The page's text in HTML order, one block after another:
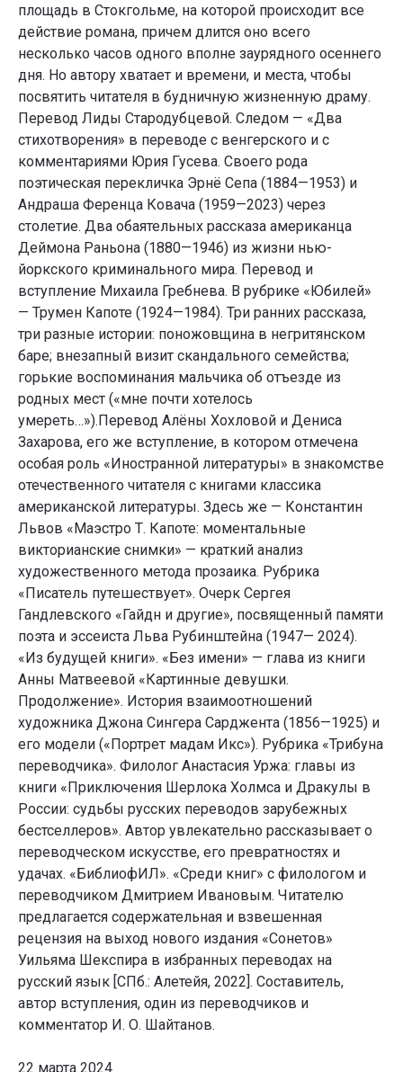
площадь в Стокгольме, на которой происходит все
действие романа, причем длится оно всего
несколько часов одного вполне заурядного осеннего
дня. Но автору хватает и времени, и места, чтобы
посвятить читателя в будничную жизненную драму.
Перевод Лиды Стародубцевой. Следом — «Два
стихотворения» в переводе с венгерского и с
комментариями Юрия Гусева. Своего рода
поэтическая перекличка Эрнё Сепа (1884—1953) и
Андраша Ференца Ковача (1959—2023) через
столетие. Два обаятельных рассказа американца
Деймона Раньона (1880—1946) из жизни нью-
йоркского криминального мира. Перевод и
вступление Михаила Гребнева. В рубрике «Юбилей»
— Трумен Капоте (1924—1984). Три ранних рассказа,
три разные истории: поножовщина в негритянском
баре; внезапный визит скандального семейства;
горькие воспоминания мальчика об отъезде из
родных мест («мне почти хотелось
умереть…»).Перевод Алёны Хохловой и Дениса
Захарова, его же вступление, в котором отмечена
особая роль «Иностранной литературы» в знакомстве
отечественного читателя с книгами классика
американской литературы. Здесь же — Константин
Львов «Маэстро Т. Капоте: моментальные
викторианские снимки» — краткий анализ
художественного метода прозаика. Рубрика
«Писатель путешествует». Очерк Сергея
Гандлевского «Гайдн и другие», посвященный памяти
поэта и эссеиста Льва Рубинштейна (1947— 2024).
«Из будущей книги». «Без имени» — глава из книги
Анны Матвеевой «Картинные девушки.
Продолжение». История взаимоотношений
художника Джона Сингера Сарджента (1856—1925) и
его модели («Портрет мадам Икс»). Рубрика «Трибуна
переводчика». Филолог Анастасия Уржа: главы из
книги «Приключения Шерлока Холмса и Дракулы в
России: судьбы русских переводов зарубежных
бестселлеров». Автор увлекательно рассказывает о
переводческом искусстве, его превратностях и
удачах. «БиблиофИЛ». «Среди книг» с филологом и
переводчиком Дмитрием Ивановым. Читателю
предлагается содержательная и взвешенная
рецензия на выход нового издания «Сонетов»
Уильяма Шекспира в избранных переводах на
русский язык [СПб.: Алетейя, 2022]. Составитель,
автор вступления, один из переводчиков и
комментатор И. О. Шайтанов.
22 марта 2024